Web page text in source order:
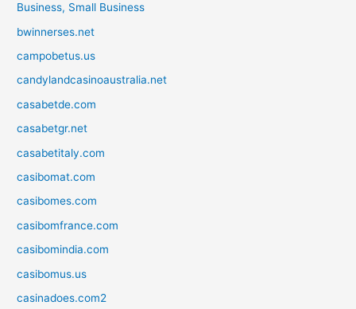
Business, Small Business
bwinnerses.net
campobetus.us
candylandcasinoaustralia.net
casabetde.com
casabetgr.net
casabetitaly.com
casibomat.com
casibomes.com
casibomfrance.com
casibomindia.com
casibomus.us
casinadoes.com2